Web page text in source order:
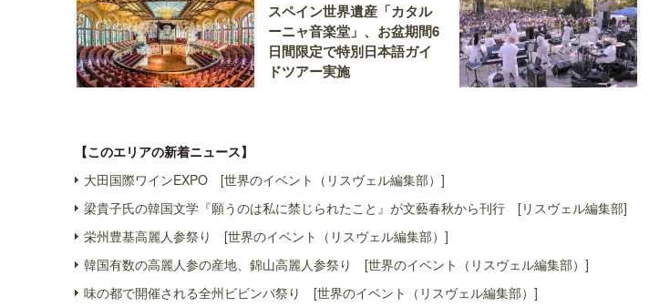
スペイン世界遺産「カタル
ーニャ音楽堂」、お盆期間6
日間限定で特別日本語ガイ
ドツアー実施
【このエリアの新着ニュース】
大田国際ワインEXPO [世界のイベント（リスヴェル編集部）]
梁貴子氏の韓国文学『願うのは私に禁じられたこと』が文藝春秋から刊行 [リスヴェル編集部]
栄州豊基高麗人参祭り [世界のイベント（リスヴェル編集部）]
韓国有数の高麗人参の産地、錦山高麗人参祭り [世界のイベント（リスヴェル編集部）]
味の都で開催される全州ビビンバ祭り [世界のイベント（リスヴェル編集部）]